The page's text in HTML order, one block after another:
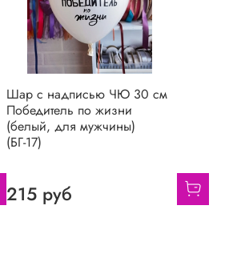
Шар с надписью ЧЮ 30 см
Победитель по жизни
(белый, для мужчины)
(БГ-17)
215 руб